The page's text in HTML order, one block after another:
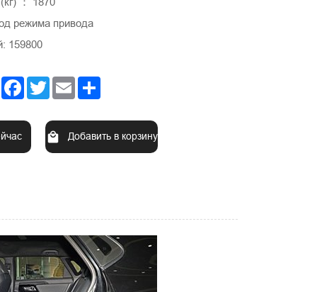
режима привода
159800
Facebook
TwitterEmail
Добавить в корзину